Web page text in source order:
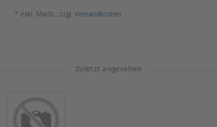
* exkl. MwSt., zzgl. Versandkosten
Zuletzt angesehen